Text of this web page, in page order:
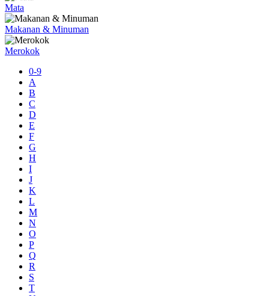
Mata
Makanan & Minuman
Merokok
0-9
A
B
C
D
E
F
G
H
I
J
K
L
M
N
O
P
Q
R
S
T